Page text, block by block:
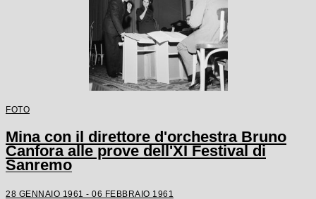
FOTO
Mina con il direttore d'orchestra Bruno
Canfora alle prove dell'XI Festival di
Sanremo
28 GENNAIO 1961 - 06 FEBBRAIO 1961